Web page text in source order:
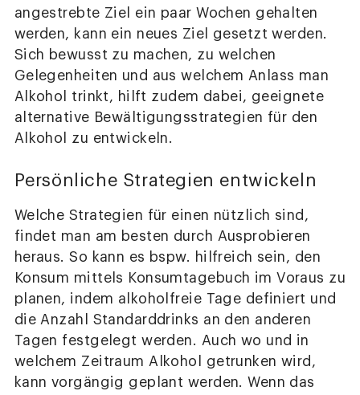
angestrebte Ziel ein paar Wochen gehalten
werden, kann ein neues Ziel gesetzt werden.
Sich bewusst zu machen, zu welchen
Gelegenheiten und aus welchem Anlass man
Alkohol trinkt, hilft zudem dabei, geeignete
alternative Bewältigungsstrategien für den
Alkohol zu entwickeln.
Persönliche Strategien entwickeln
Welche Strategien für einen nützlich sind,
findet man am besten durch Ausprobieren
heraus. So kann es bspw. hilfreich sein, den
Konsum mittels Konsumtagebuch im Voraus zu
planen, indem alkoholfreie Tage definiert und
die Anzahl Standarddrinks an den anderen
Tagen festgelegt werden. Auch wo und in
welchem Zeitraum Alkohol getrunken wird,
kann vorgängig geplant werden. Wenn das